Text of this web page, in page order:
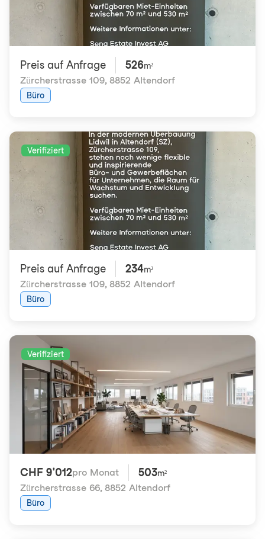
Preis auf Anfrage 526m²
Zürcherstrasse 109, 8852 Altendorf
Büro
Verifiziert
Preis auf Anfrage 234m²
Zürcherstrasse 109, 8852 Altendorf
Büro
Verifiziert
CHF 9'012pro Monat 503m²
Zürcherstrasse 66, 8852 Altendorf
Büro